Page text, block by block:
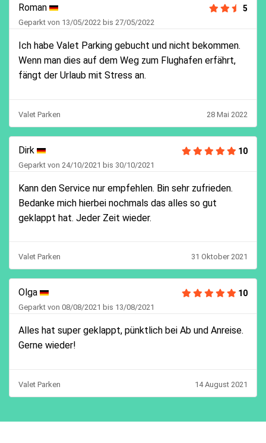
Roman 5
Geparkt von 13/05/2022 bis 27/05/2022
Ich habe Valet Parking gebucht und nicht bekommen.
Wenn man dies auf dem Weg zum Flughafen erfährt,
fängt der Urlaub mit Stress an.
Valet Parken 28 Mai 2022
Dirk 10
Geparkt von 24/10/2021 bis 30/10/2021
Kann den Service nur empfehlen. Bin sehr zufrieden.
Bedanke mich hierbei nochmals das alles so gut
geklappt hat. Jeder Zeit wieder.
Valet Parken 31 Oktober 2021
Olga 10
Geparkt von 08/08/2021 bis 13/08/2021
Alles hat super geklappt, pünktlich bei Ab und Anreise.
Gerne wieder!
Valet Parken 14 August 2021